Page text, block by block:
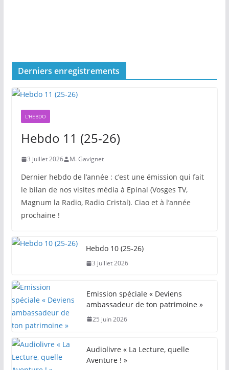
Derniers enregistrements
L'HEBDO
Hebdo 11 (25-26)
3 juillet 2026 M. Gavignet
Dernier hebdo de l’année : c’est une émission qui fait
le bilan de nos visites média à Epinal (Vosges TV,
Magnum la Radio, Radio Cristal). Ciao et à l’année
prochaine !
Hebdo 10 (25-26)
3 juillet 2026
Emission spéciale « Deviens
ambassadeur de ton patrimoine »
25 juin 2026
Audiolivre « La Lecture, quelle
Aventure ! »